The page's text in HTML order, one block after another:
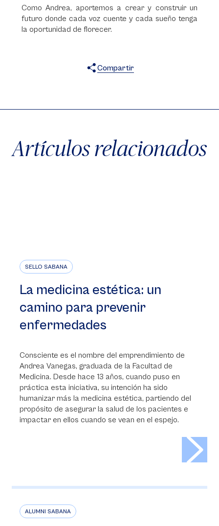
Como Andrea, aportemos a crear y construir un
futuro donde cada voz cuente y cada sueño tenga
la oportunidad de florecer.
Compartir
Artículos relacionados
SELLO SABANA
La medicina estética: un
camino para prevenir
enfermedades
Consciente es el nombre del emprendimiento de
Andrea Vanegas, graduada de la Facultad de
Medicina. Desde hace 13 años, cuando puso en
práctica esta iniciativa, su intención ha sido
humanizar más la medicina estética, partiendo del
propósito de asegurar la salud de los pacientes e
impactar en ellos cuando se vean en el espejo.
ALUMNI SABANA